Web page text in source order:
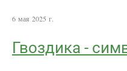
6 мая 2025 г.
Гвоздика -